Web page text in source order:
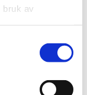
bruk av